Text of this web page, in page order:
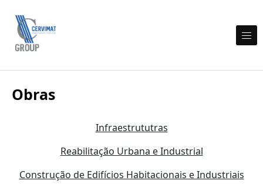
Skip to content
Obras
Infraestrututras
Reabilitação Urbana e Industrial
Construção de Edifícios Habitacionais e Industriais